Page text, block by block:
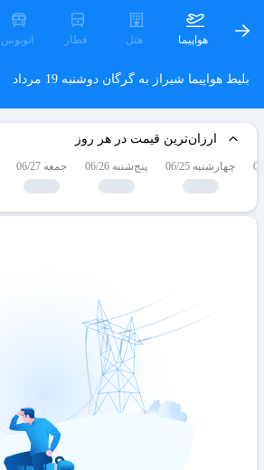
هواپیما هتل قطار اتوبوس
بلیط هواپیما شیراز به گرگان دوشنبه 19 مرداد
ارزان‌ترین قیمت در هر روز
چهارشنبه 06/25 پنج‌شنبه 06/26 جمعه 06/27